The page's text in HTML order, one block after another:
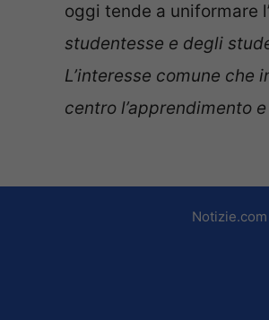
oggi tende a uniformare
studentesse e degli
L’interesse comune che
centro l’apprendimento e